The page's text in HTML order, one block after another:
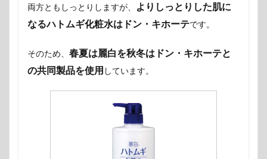
両方ともしっとりしますが、
よりしっとりした肌に
なるハトムギ化粧水はドン・キホーテです。
そのため、 春夏は麗白を秋冬はドン・キホーテと
の共同製品を使用 しています。